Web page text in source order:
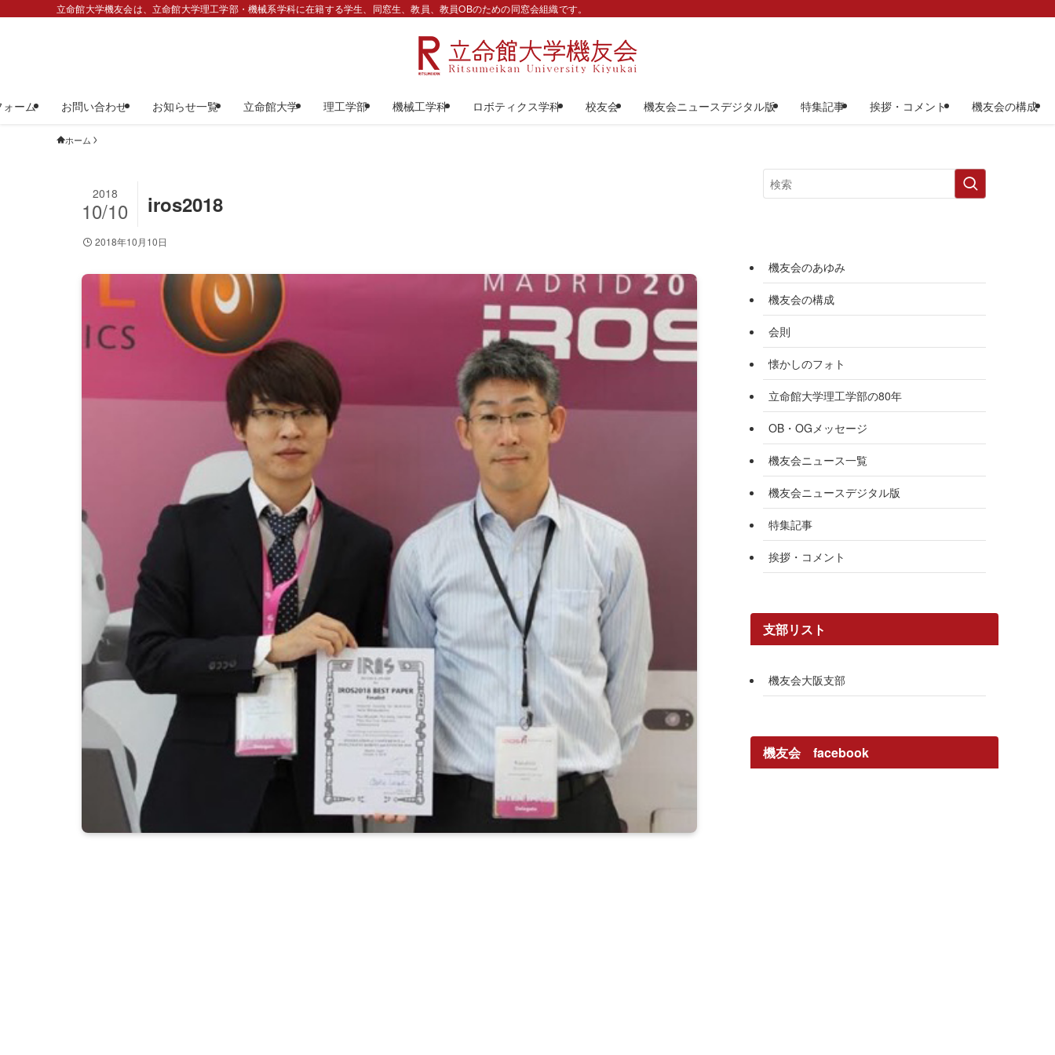
立命館大学機友会は、立命館大学理工学部・機械系学科に在籍する学生、同窓生、教員、教員OBのための同窓会組織です。
ーム お問い合わせ お知らせ一覧 立命館大学 理工学部 機械工学科 ロボティクス学科 校友会 機友会ニュースデジタル版 特集記事 挨拶・コメント 機友会の構成
ホーム
iros2018
2018
10/10
2018年10月10日
機友会のあゆみ
機友会の構成
会則
懐かしのフォト
立命館大学理工学部の80年
OB・OGメッセージ
機友会ニュース一覧
機友会ニュースデジタル版
特集記事
挨拶・コメント
支部リスト
機友会大阪支部
機友会 facebook